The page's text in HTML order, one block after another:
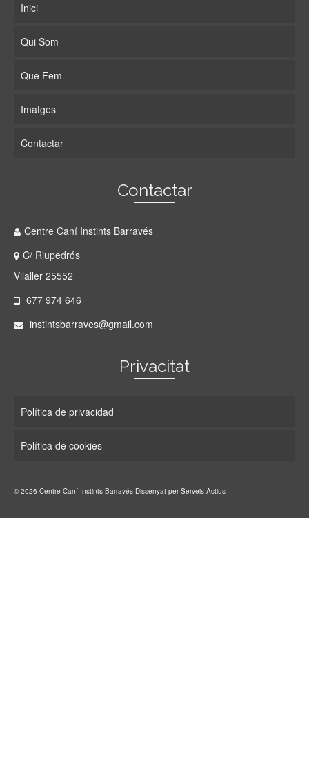
Inici
Qui Som
Que Fem
Imatges
Contactar
Contactar
Centre Caní Instints Barravés
C/ Riupedrós
Vilaller 25552
677 974 646
instintsbarraves@gmail.com
Privacitat
Política de privacidad
Política de cookies
© 2026 Centre Caní Instints Barravés Dissenyat per Serveis Actius